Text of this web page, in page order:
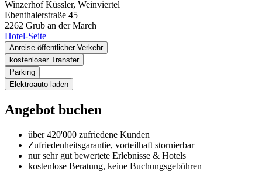
Winzerhof Küssler, Weinviertel
Ebenthalerstraße 45
2262 Grub an der March
Hotel-Seite
Anreise öffentlicher Verkehr
kostenloser Transfer
Parking
Elektroauto laden
Angebot buchen
über 420'000 zufriedene Kunden
Zufriedenheitsgarantie, vorteilhaft stornierbar
nur sehr gut bewertete Erlebnisse & Hotels
kostenlose Beratung, keine Buchungsgebühren